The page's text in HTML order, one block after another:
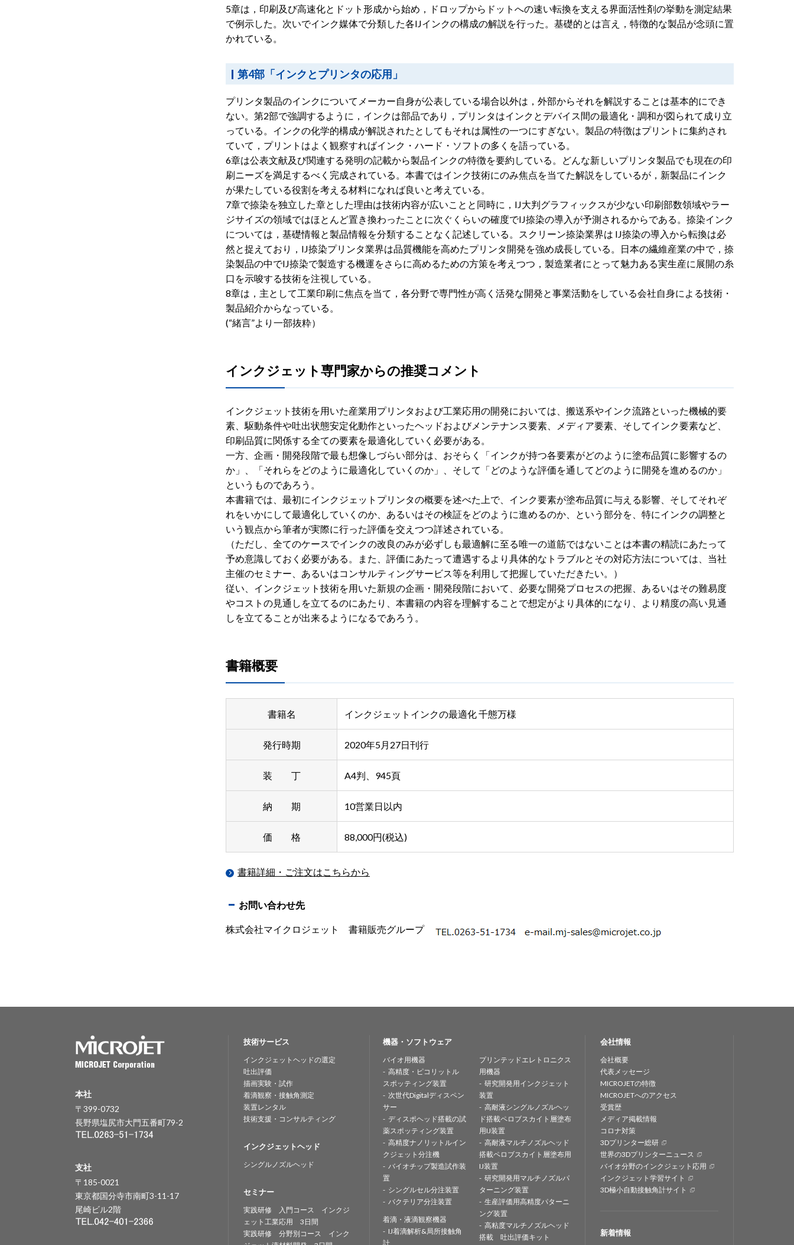
5章は，印刷及び高速化とドット形成から始め，ドロップからドットへの速い転換を支える界面活性剤の挙動を測定結果
で例示した。次いでインク媒体で分類した各IJインクの構成の解説を行った。基礎的とは言え，特徴的な製品が念頭に置
かれている。
第4部「インクとプリンタの応用」
プリンタ製品のインクについてメーカー自身が公表している場合以外は，外部からそれを解説することは基本的にでき
ない。第2部で強調するように，インクは部品であり，プリンタはインクとデバイス間の最適化・調和が図られて成り立
っている。インクの化学的構成が解説されたとしてもそれは属性の一つにすぎない。製品の特徴はプリントに集約され
ていて，プリントはよく観察すればインク・ハード・ソフトの多くを語っている。
6章は公表文献及び関連する発明の記載から製品インクの特徴を要約している。どんな新しいプリンタ製品でも現在の印
刷ニーズを満足するべく完成されている。本書ではインク技術にのみ焦点を当てた解説をしているが，新製品にインク
が果たしている役割を考える材料になれば良いと考えている。
7章で捺染を独立した章とした理由は技術内容が広いことと同時に，IJ大判グラフィックスが少ない印刷部数領域やラー
ジサイズの領域ではほとんど置き換わったことに次ぐくらいの確度でIJ捺染の導入が予測されるからである。捺染インク
については，基礎情報と製品情報を分類することなく記述している。スクリーン捺染業界は IJ捺染の導入から転換は必
然と捉えており，IJ捺染プリンタ業界は品質機能を高めたプリンタ開発を強め成長している。日本の繊維産業の中で，捺
染製品の中でIJ捺染で製造する機運をさらに高めるための方策を考えつつ，製造業者にとって魅力ある実生産に展開の糸
口を示唆する技術を注視している。
8章は，主として工業印刷に焦点を当て，各分野で専門性が高く活発な開発と事業活動をしている会社自身による技術・
製品紹介からなっている。
(“緒言”より一部抜粋）
インクジェット専門家からの推奨コメント
インクジェット技術を用いた産業用プリンタおよび工業応用の開発においては、搬送系やインク流路といった機械的要
素、駆動条件や吐出状態安定化動作といったヘッドおよびメンテナンス要素、メディア要素、そしてインク要素など、
印刷品質に関係する全ての要素を最適化していく必要がある。
一方、企画・開発段階で最も想像しづらい部分は、おそらく「インクが持つ各要素がどのように塗布品質に影響するの
か」、「それらをどのように最適化していくのか」、そして「どのような評価を通してどのように開発を進めるのか」
というものであろう。
本書籍では、最初にインクジェットプリンタの概要を述べた上で、インク要素が塗布品質に与える影響、そしてそれぞ
れをいかにして最適化していくのか、あるいはその検証をどのように進めるのか、という部分を、特にインクの調整と
いう観点から筆者が実際に行った評価を交えつつ詳述されている。
（ただし、全てのケースでインクの改良のみが必ずしも最適解に至る唯一の道筋ではないことは本書の精読にあたって
予め意識しておく必要がある。また、評価にあたって遭遇するより具体的なトラブルとその対応方法については、当社
主催のセミナー、あるいはコンサルティングサービス等を利用して把握していただきたい。）
従い、インクジェット技術を用いた新規の企画・開発段階において、必要な開発プロセスの把握、あるいはその難易度
やコストの見通しを立てるのにあたり、本書籍の内容を理解することで想定がより具体的になり、より精度の高い見通
しを立てることが出来るようになるであろう。
書籍概要
書籍名 インクジェットインクの最適化 千態万様
発行時期 2020年5月27日刊行
装 丁 A4判、945頁
納 期 10営業日以内
価 格 88,000円(税込)
書籍詳細・ご注文はこちらから
お問い合わせ先
株式会社マイクロジェット 書籍販売グループ
本社
〒399-0732
長野県塩尻市大門五番町79-2
支社
〒185-0021
東京都国分寺市南町3-11-17
尾崎ビル2階
技術サービス
インクジェットヘッドの選定
吐出評価
描画実験・試作
着滴観察・接触角測定
装置レンタル
技術支援・コンサルティング
インクジェットヘッド
シングルノズルヘッド
セミナー
実践研修 入門コース インクジ
ェット工業応用 3日間
実践研修 分野別コース インク
機器・ソフトウェア
バイオ用機器
高精度・ピコリットル
スポッティング装置
次世代Digitalディスペン
サー
ディスポヘッド搭載の試
薬スポッティング装置
高精度ナノリットルイン
クジェット分注機
バイオチップ製造試作装
置
シングルセル分注装置
バクテリア分注装置
着滴・液滴観察機器
IJ着滴解析&局所接触角
計
プリンテッドエレトロニクス
用機器
研究開発用インクジェット
装置
高耐液シングルノズルヘッ
ド搭載ペロブスカイト層塗布
用IJ装置
高耐液マルチノズルヘッド
搭載ペロブスカイト層塗布用
IJ装置
研究開発用マルチノズルパ
ターニング装置
生産評価用高精度パターニ
ング装置
高粘度マルチノズルヘッド
搭載 吐出評価キット
会社情報
会社概要
代表メッセージ
MICROJETの特徴
MICROJETへのアクセス
受賞歴
メディア掲載情報
コロナ対策
3Dプリンター総研
世界の3Dプリンターニュース
バイオ分野のインクジェット応用
インクジェット学習サイト
3D極小自動接触角計サイト
新着情報